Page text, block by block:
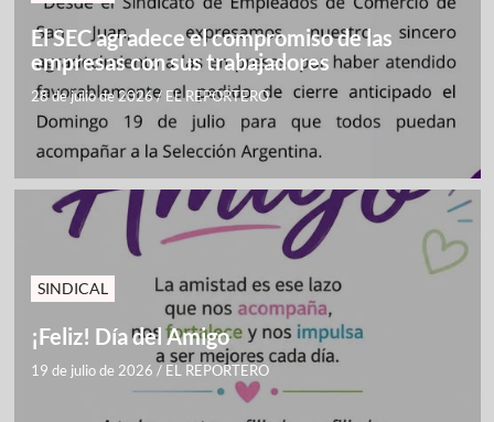
El SEC agradece el compromiso de las
empresas con sus trabajadores
28 de julio de 2026/ EL REPORTERO
SINDICAL
¡Feliz! Día del Amigo
19 de julio de 2026 / EL REPORTERO